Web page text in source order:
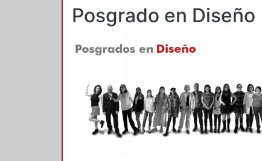
Posgrado en Diseño